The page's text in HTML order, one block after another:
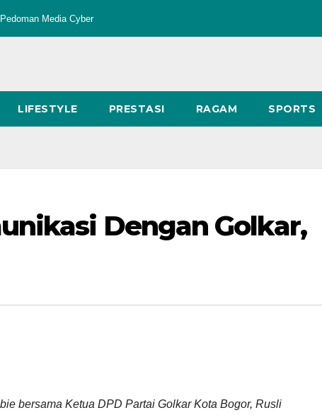
Pedoman Media Cyber
LIFESTYLE PRESTASI RAGAM SPORTS
Dengan Golkar,
bersama Ketua DPD Partai Golkar Kota Bogor, Rusli